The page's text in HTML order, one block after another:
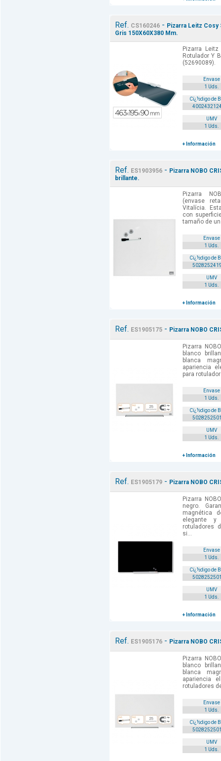
Ref. CS160246 - Pizarra Leitz
Gris 150X60X380 Mm.
Pizarra
Rotulador Y
(52690089).
Envase
1 Uds.
Cï¿½digo de
UMV
1 Uds.
+ Información
Ref. ES1903956 - Pizarra NOBO
brillante.
Pizarra
(envase
Vitalícia.
con
tamaño de
Envase
1 Uds.
Cï¿½digo de
UMV
1 Uds.
+ Información
Ref. ES1905175 - Pizarra NOBO
Pizarra
blanco
blanca
apariencia
para
Envase
1 Uds.
Cï¿½digo de
UMV
1 Uds.
+ Información
Ref. ES1905179 - Pizarra NOBO
Pizarra
negro.
magnética
elegante y
rotuladores
si...
Envase
1 Uds.
Cï¿½digo de
UMV
1 Uds.
+ Información
Ref. ES1905176 - Pizarra NOBO
Pizarra
blanco
blanca
apariencia
rotuladores
Envase
1 Uds.
Cï¿½digo de
UMV
1 Uds.